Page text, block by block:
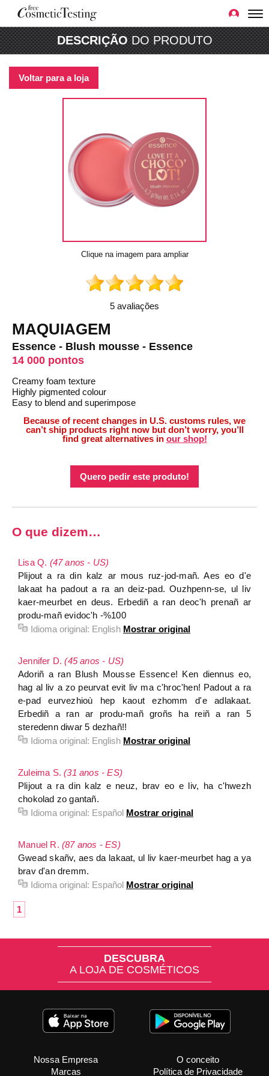
DESCRIÇÃODO PRODUTO
Voltar para a loja
Clique na imagem para ampliar
5 avaliações
MAQUIAGEM
Essence - Blush mousse - Essence
14 000 pontos
Creamy foam texture
Highly pigmented colour
Easy to blend and superimpose
Because of recent changes in U.S. customs rules, we
can’t ship products right now but don’t worry, you’ll
find great alternatives in our shop!
Quero pedir este produto!
O que dizem…
Lisa Q. (47 anos - US)
Plijout a ra din kalz ar mous ruz-jod-mañ. Aes eo d'e
lakaat ha padout a ra an deiz-pad. Ouzhpenn-se, ul liv
kaer-meurbet en deus. Erbediñ a ran deoc'h prenañ ar
produ-mañ evidoc'h -%100
Idioma original: English Mostrar original
Jennifer D.(45 anos - US)
Adoriñ a ran Blush Mousse Essence! Ken diennus eo,
hag al liv a zo peurvat evit liv ma c'hroc'hen! Padout a ra
e-pad eurvezhioù hep kaout ezhomm d'e adlakaat.
Erbediñ a ran ar produ-mañ groñs ha reiñ a ran 5
steredenn diwar 5 dezhañ!!
Idioma original: English Mostrar original
Zuleima S.(31 anos - ES)
Plijout a ra din kalz e neuz, brav eo e liv, ha c'hwezh
chokolad zo gantañ.
Idioma original: Español Mostrar original
Manuel R. (87 anos - ES)
Gwead skañv, aes da lakaat, ul liv kaer-meurbet hag a ya
brav d'an dremm.
Idioma original: Español Mostrar original
1
DESCUBRA
A LOJA DE COSMÉTICOS
Nossa Empresa
Marcas
O conceito
Política de Privacidade